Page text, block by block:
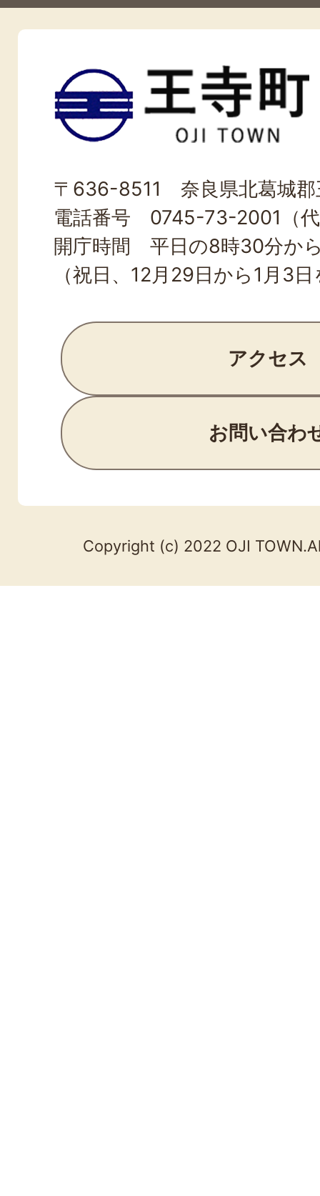
王
寺
町
TOWN
〒636-8511 奈良県北葛城郡
電話番号 0745-73-2001（
開庁時間 平日の8時30分か
（祝日、12月29日から1月3
アクセス
お問い合わ
Copyright (c) 2022 OJI